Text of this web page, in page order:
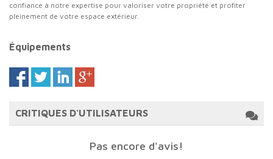
confiance à notre expertise pour valoriser votre propriété et profiter
pleinement de votre espace extérieur.
Équipements
CRITIQUES D'UTILISATEURS
Pas encore d'avis!